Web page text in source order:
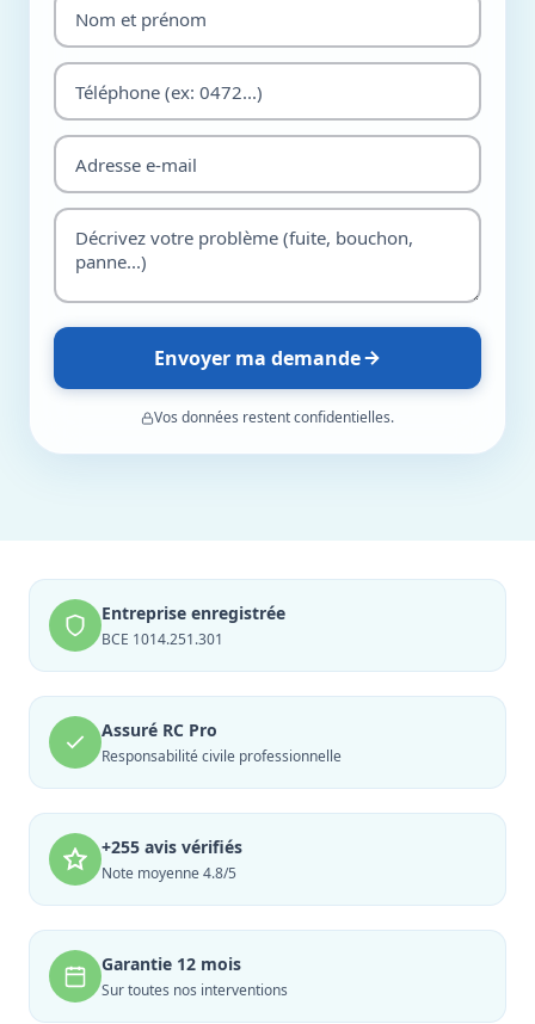
Envoyer ma demande
Vos données restent confidentielles.
Entreprise enregistrée
BCE 1014.251.301
Assuré RC Pro
Responsabilité civile professionnelle
+255 avis vérifiés
Note moyenne 4.8/5
Garantie 12 mois
Sur toutes nos interventions